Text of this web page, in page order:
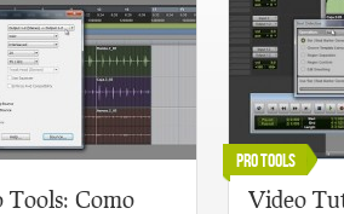
Tutorial de CLA Effects, aprende a
aplicar efectos a tus voces.
Como
Pro Tools
Video